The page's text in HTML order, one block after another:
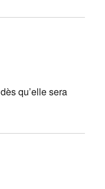
qu’elle sera